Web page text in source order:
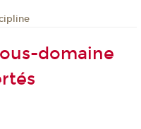
domaine